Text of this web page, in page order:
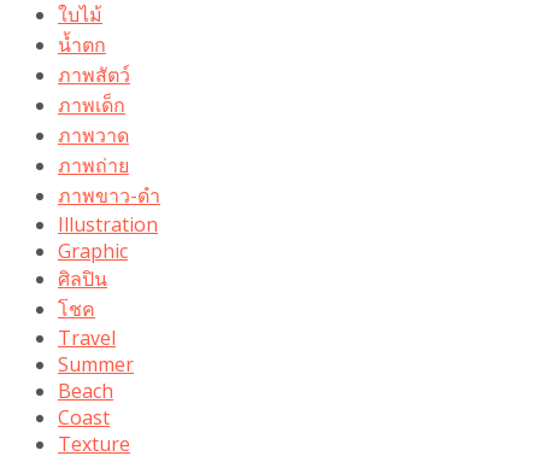
ใบไม้
น้ำตก
ภาพสัตว์
ภาพเด็ก
ภาพวาด
ภาพถ่าย
ภาพขาว-ดำ
Illustration
Graphic
ศิลปิน
โชค
Travel
Summer
Beach
Coast
Texture